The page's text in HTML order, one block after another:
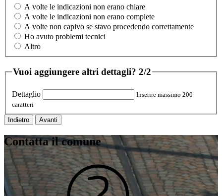
A volte le indicazioni non erano chiare
A volte le indicazioni non erano complete
A volte non capivo se stavo procedendo correttamente
Ho avuto problemi tecnici
Altro
Vuoi aggiungere altri dettagli? 2/2
Dettaglio
Inserire massimo 200
caratteri
Indietro Avanti
Contatta il comune